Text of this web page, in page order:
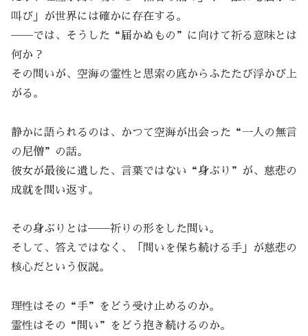
叫び」が世界には確かに存在する。
──では、そうした“届かぬもの”に向けて祈る意味とは
何か？
その問いが、空海の霊性と思索の底からふたたび浮かび上
がる。
静かに語られるのは、かつて空海が出会った“一人の無言
の尼僧”の話。
彼女が最後に遺した、言葉ではない“身ぶり”が、慈悲の
成就を問い返す。
その身ぶりとは──祈りの形をした問い。
そして、答えではなく、「問いを保ち続ける手」が慈悲の
核心だという仮説。
理性はその“手”をどう受け止めるのか。
霊性はその“問い”をどう抱き続けるのか。